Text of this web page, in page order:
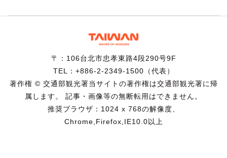
〒：106台北市忠孝東路4段290号9F
TEL：+886-2-2349-1500（代表）
著作権 © 交通部観光署当サイトの著作権は交通部観光署に帰
属します。 記事・画像等の無断転用はできません。
推奨ブラウザ：1024 x 768の解像度、
Chrome,Firefox,IE10.0以上